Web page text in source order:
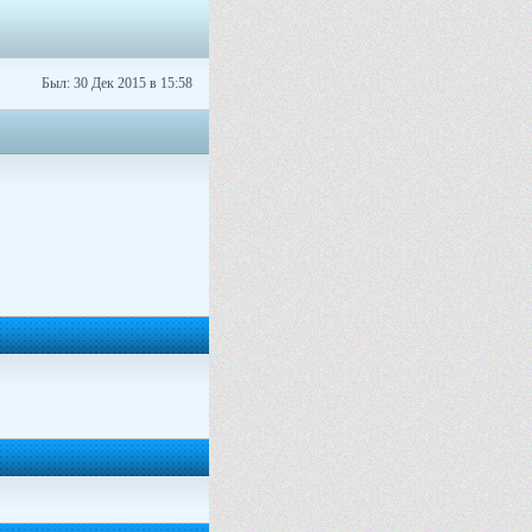
Был: 30 Дек 2015 в 15:58